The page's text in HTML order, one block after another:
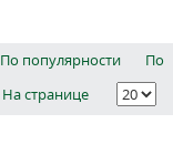
По популярности
По
На странице